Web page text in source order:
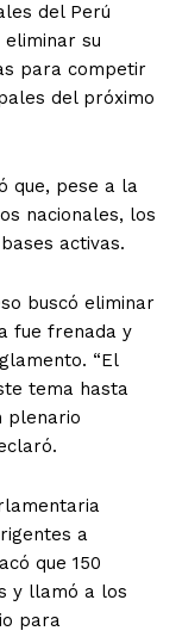
del Perú
su
para competir
del próximo
que, pese a la
nacionales, los
activas.
buscó eliminar
fue frenada y
“El
tema hasta
plenario
a
que 150
y llamó a los
para